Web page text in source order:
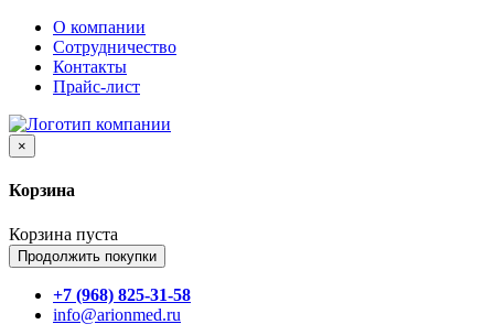
О компании
Сотрудничество
Контакты
Прайс-лист
×
Корзина
Корзина пуста
Продолжить покупки
+7 (968) 825-31-58
info@arionmed.ru